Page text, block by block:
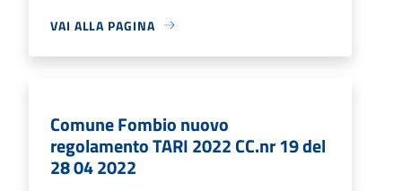
VAI ALLA PAGINA
Comune Fombio nuovo
regolamento TARI 2022 CC.nr 19 del
28 04 2022